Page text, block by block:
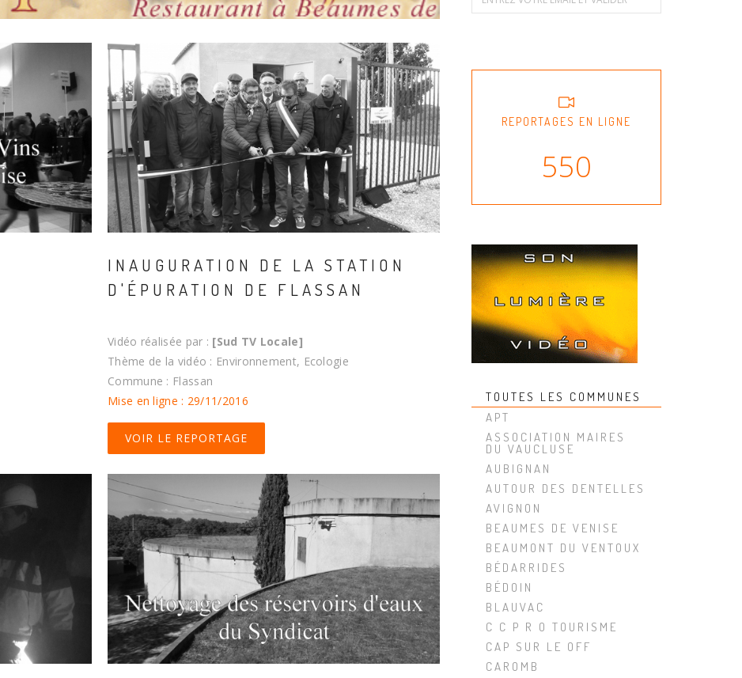
INAUGURATION DE LA STATION
D'ÉPURATION DE FLASSAN
Vidéo réalisée par : [Sud TV Locale]
Thème de la vidéo : Environnement, Ecologie
Commune : Flassan
Mise en ligne : 29/11/2016
VOIR LE REPORTAGE
REPORTAGES EN LIGNE
550
TOUTES LES COMMUNES
APT
ASSOCIATION MAIRES
DU VAUCLUSE
AUBIGNAN
AUTOUR DES DENTELLES
AVIGNON
BEAUMES DE VENISE
BEAUMONT DU VENTOUX
BÉDARRIDES
BÉDOIN
BLAUVAC
C C P R O TOURISME
CAP SUR LE OFF
CAROMB